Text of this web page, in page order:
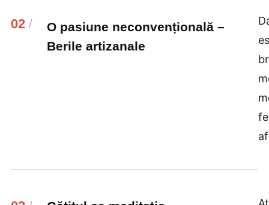
02 /
O pasiune neconvențională –
Berile artizanale